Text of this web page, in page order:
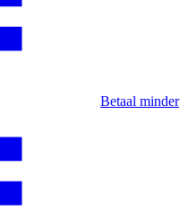
Betaal minder